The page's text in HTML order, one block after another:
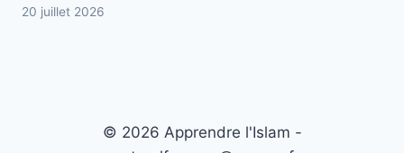
20 juillet 2026
© 2026 Apprendre l'Islam -